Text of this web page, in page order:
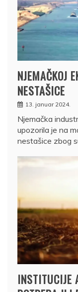
NJEMAČKOJ
NESTAŠICE
13. januar 2024.
Njemačka
upozorila je na
nestašice zbog
INSTITUCIJE